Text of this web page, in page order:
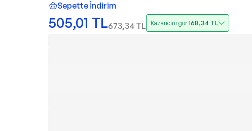
Sepette İndirim
505,01 TL673,34 TL Kazancını gör168,34 TL